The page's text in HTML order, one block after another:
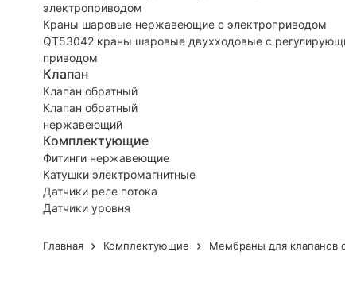
электроприводом
Краны шаровые нержавеющие с электроприводом
QT53042 краны шаровые двухходовые с
приводом
Клапан
Клапан обратный
Клапан обратный
нержавеющий
Комплектующие
Фитинги нержавеющие
Катушки электромагнитные
Датчики реле потока
Датчики уровня
Главная Комплектующие Мембраны для клапанов